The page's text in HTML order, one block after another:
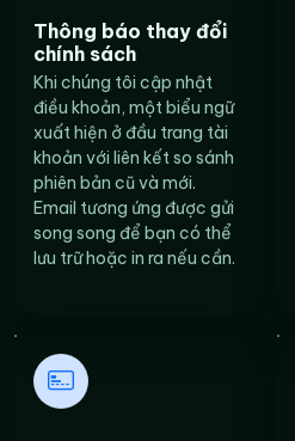
Thông báo thay đổi
chính sách
Khi chúng tôi cập nhật
điều khoản, một biểu ngữ
xuất hiện ở đầu trang tài
khoản với liên kết so sánh
phiên bản cũ và mới.
Email tương ứng được gửi
song song để bạn có thể
lưu trữ hoặc in ra nếu cần.